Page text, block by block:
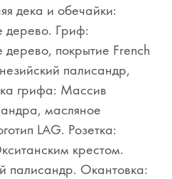
дека и обечайки:
дерево. Гриф:
покрытие French
палисандр,
грифа: Массив
масляное
LAG. Розетка:
крестом.
палисандр. Окантовка: